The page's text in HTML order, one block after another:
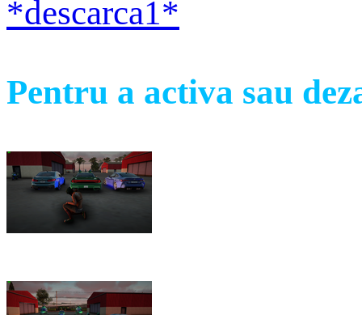
Pentru a activa sau